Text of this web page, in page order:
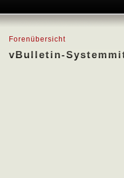
Forenübersicht
vBulletin-